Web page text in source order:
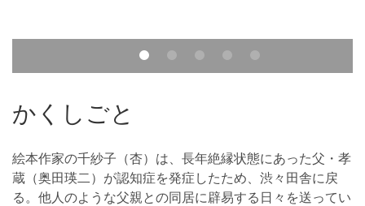
かくしごと
絵本作家の千紗子（杏）は、長年絶縁状態にあった父・孝
蔵（奥田瑛二）が認知症を発症したため、渋々田舎に戻
る。他人のような父親との同居に辟易する日々を送ってい